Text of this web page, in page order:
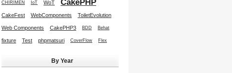
CHIRIMEN IoT WoT CakePHP
CakeFest WebComponents ToiletEvolution
Web Components CakePHP3 BDD Behat
fixture Test phpmatsuri CoverFlow Flex
By Year